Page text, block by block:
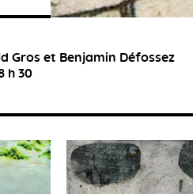
Gros et Benjamin Défossez
h 30